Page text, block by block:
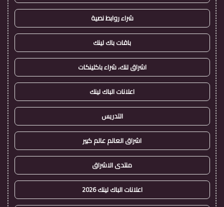
شراء روابط نصية
باقات باك لينك
اشراق لنك، شراء باكلينكات
اعلانات الباك لينك
التدريس
اشراق العالم عالم كبير
منتدى الاشراق
اعلانات الباك لينك 2026